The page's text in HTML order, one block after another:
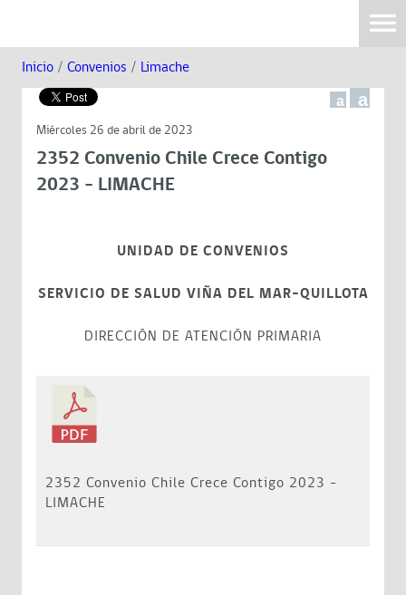
Inicio / Convenios / Limache
a a
Miércoles 26 de abril de 2023
2352 Convenio Chile Crece Contigo
2023 - LIMACHE
UNIDAD DE CONVENIOS
SERVICIO DE SALUD VIÑA DEL MAR-QUILLOTA
DIRECCIÓN DE ATENCIÓN PRIMARIA
2352 Convenio Chile Crece Contigo 2023 -
LIMACHE